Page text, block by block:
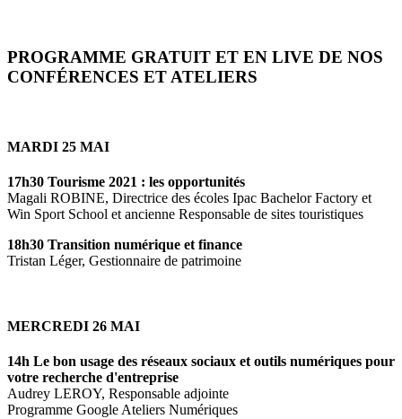
PROGRAMME GRATUIT ET EN LIVE DE NOS
CONFÉRENCES ET ATELIERS
MARDI 25 MAI
17h30 Tourisme 2021 : les opportunités
Magali ROBINE, Directrice des écoles Ipac Bachelor Factory et
Win Sport School et ancienne Responsable de sites touristiques
18h30 Transition numérique et finance
Tristan Léger, Gestionnaire de patrimoine
MERCREDI 26 MAI
14h Le bon usage des réseaux sociaux et outils numériques pour
votre recherche d'entreprise
Audrey LEROY, Responsable adjointe
Programme Google Ateliers Numériques